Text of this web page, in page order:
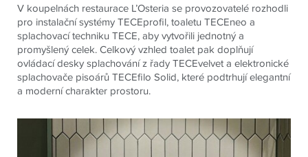
V koupelnách restaurace L’Osteria se provozovatelé rozhodli
pro instalační systémy TECEprofil, toaletu TECEneo a
splachovací techniku TECE, aby vytvořili jednotný a
promyšlený celek. Celkový vzhled toalet pak doplňují
ovládací desky splachování z řady TECEvelvet a elektronické
splachovače pisoárů TECEfilo Solid, které podtrhují elegantní
a moderní charakter prostoru.